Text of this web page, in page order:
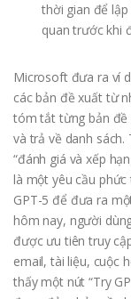
thời gian để
quan trước khi
Microsoft đưa ra ví
các bản đề xuất từ
tóm tắt từng bản đề
và trả về danh sách.
“đánh giá và xếp
là một yêu cầu
GPT-5 để đưa ra
hôm nay, người
được ưu tiên truy
email, tài liệu, cuộc
thấy một nút “Try